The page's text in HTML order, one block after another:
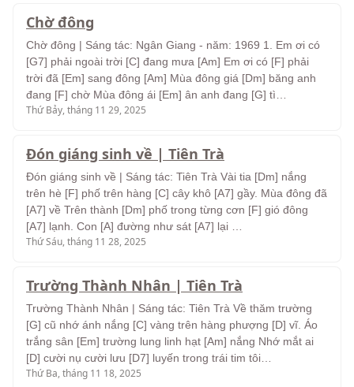
Chờ đông
Chờ đông | Sáng tác: Ngân Giang - năm: 1969 1. Em ơi có
[G7] phải ngoài trời [C] đang mưa [Am] Em ơi có [F] phải
trời đã [Em] sang đông [Am] Mùa đông giá [Dm] băng anh
đang [F] chờ Mùa đông ái [Em] ân anh đang [G] tì…
Thứ Bảy, tháng 11 29, 2025
Đón giáng sinh về | Tiên Trà
Đón giáng sinh về | Sáng tác: Tiên Trà Vài tia [Dm] nắng
trên hè [F] phố trên hàng [C] cây khô [A7] gầy. Mùa đông đã
[A7] về Trên thành [Dm] phố trong từng cơn [F] gió đông
[A7] lạnh. Con [A] đường như sát [A7] lại …
Thứ Sáu, tháng 11 28, 2025
Trường Thành Nhân | Tiên Trà
Trường Thành Nhân | Sáng tác: Tiên Trà Về thăm trường
[G] cũ nhớ ánh nắng [C] vàng trên hàng phượng [D] vĩ. Áo
trắng sân [Em] trường lung linh hạt [Am] nắng Nhớ mắt ai
[D] cười nụ cười lưu [D7] luyến trong trái tim tôi…
Thứ Ba, tháng 11 18, 2025